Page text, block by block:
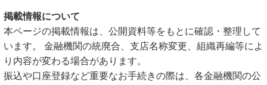
掲載情報について
本ページの掲載情報は、公開資料等をもとに確認・整理して
います。 金融機関の統廃合、支店名称変更、組織再編等によ
り内容が変わる場合があります。
振込や口座登録など重要なお手続きの際は、各金融機関の公